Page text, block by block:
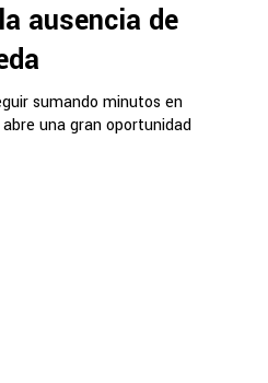
ausencia de
sumando minutos en
una gran oportunidad